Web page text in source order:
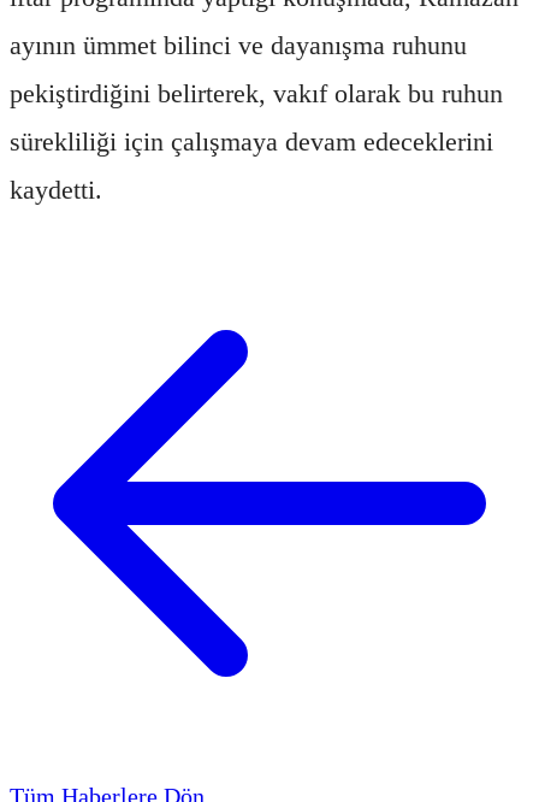
ayının ümmet bilinci ve dayanışma ruhunu
pekiştirdiğini belirterek, vakıf olarak bu ruhun
sürekliliği için çalışmaya devam edeceklerini
kaydetti.
Tüm Haberlere Dön